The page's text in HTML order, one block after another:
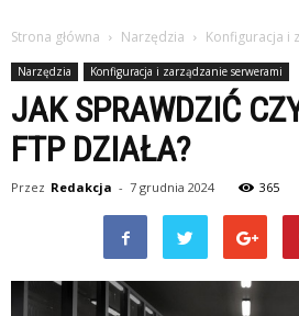
Strona główna Narzędzia Konfiguracja i
Narzędzia Konfiguracja i zarządzanie serwerami
JAK SPRAWDZIĆ
FTP DZIAŁA?
Przez Redakcja - 7 grudnia 2024 365